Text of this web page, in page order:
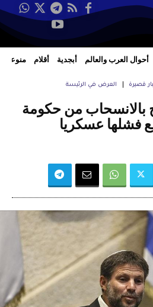
أحوال العرب والعالم أبجدية أقلام منوعات
قصيرة العرض في الرئيسة
بالانسحاب من حكومة
فشلها عسكريا